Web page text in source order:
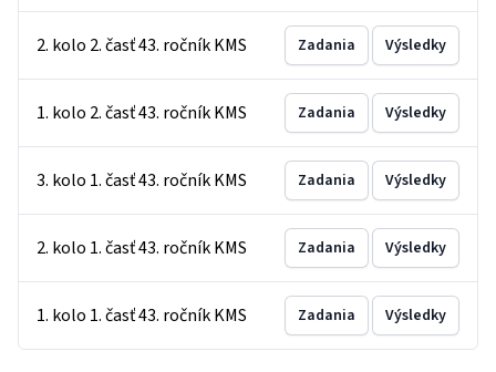
2. kolo 2. časť 43. ročník KMS Zadania Výsledky
1. kolo 2. časť 43. ročník KMS Zadania Výsledky
3. kolo 1. časť 43. ročník KMS Zadania Výsledky
2. kolo 1. časť 43. ročník KMS Zadania Výsledky
1. kolo 1. časť 43. ročník KMS Zadania Výsledky